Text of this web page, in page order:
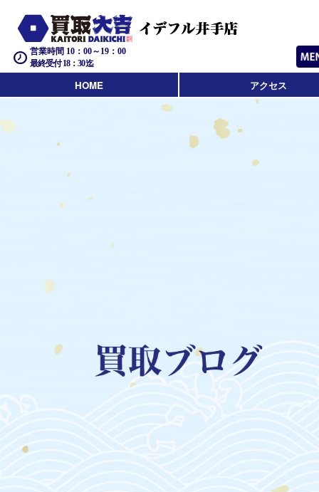
営業時間 10：00～19：00
最終受付 18：30迄
HOME アクセス